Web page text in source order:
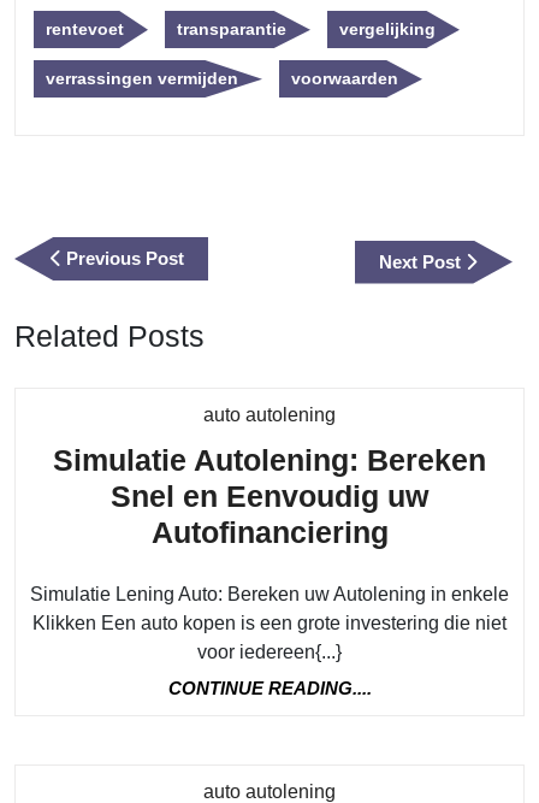
rentevoet transparantie vergelijking
verrassingen vermijden voorwaarden
Previous PostPrevious
Post
Next Post
Next
Post
Related Posts
auto autolening
Simulatie Autolening: Bereken
Snel en Eenvoudig uw
AutofinancieringSimulatie
Bereken
Snel
Simulatie Lening Auto: Bereken uw Autolening in enkele
Klikken Een auto kopen is een grote investering die niet
voor iedereen{...}
CONTINUE READING....
auto autolening